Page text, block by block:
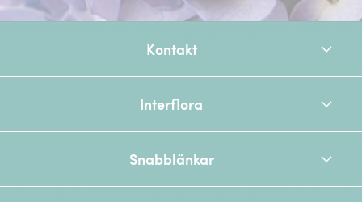
Kontakt
Interflora
Snabblänkar